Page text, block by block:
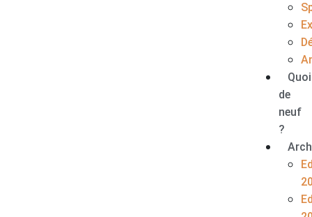
Quoi
de
neuf
?